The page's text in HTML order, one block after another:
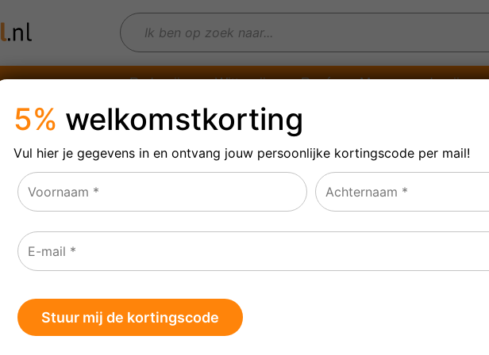
Rode wijn Witte wijn Rosé Mousserende wijn
(6 stuks)
Wijnglas kristal witte wijn (6 stuks)
6 wijnglazen in doos
Wijnglas van kristal, formaat voor witte wijn. Set van 6 goede kristallen wijnglazen om
De wijnglazen zoals je die in Frankrijk tegenkomt, drinken heerlijk door het dunne glas.
Hierin komt het aroma van de wijn optimaal tot zijn recht! We zijn blij deze goede glazen
nu ook via onze webshop aan te kunnen bieden. Het glas is sterk, krasvast met een fijne
5% welkomstkorting
Vul hier je gegevens in en ontvang jouw persoonlijke kortingscode per mail!